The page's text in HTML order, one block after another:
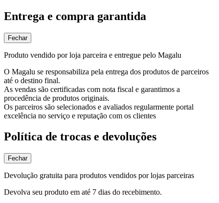
Entrega e compra garantida
Fechar
Produto vendido por loja parceira e entregue pelo Magalu
O Magalu se responsabiliza pela entrega dos produtos de parceiros
até o destino final.
As vendas são certificadas com nota fiscal e garantimos a
procedência de produtos originais.
Os parceiros são selecionados e avaliados regularmente portal
excelência no serviço e reputação com os clientes
Política de trocas e devoluções
Fechar
Devolução gratuita para produtos vendidos por lojas parceiras
Devolva seu produto em até 7 dias do recebimento.